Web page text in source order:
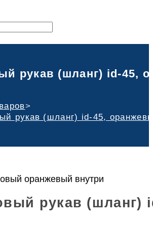
рукав (шланг) id-45,
>
рукав (шланг) id-45,
рукав (шланг)